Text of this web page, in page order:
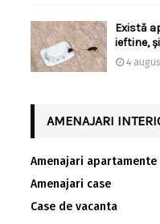
Există
ieftine,
4
AMENAJARI
Amenajari apartamente
Amenajari case
Case de vacanta